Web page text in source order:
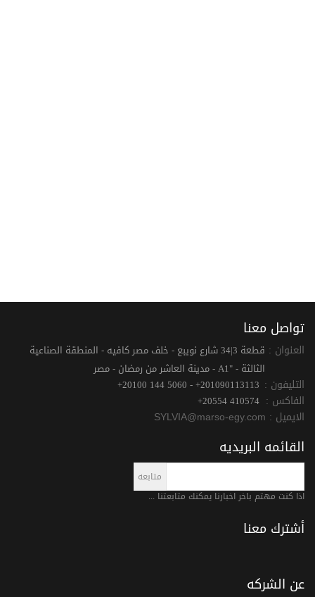
تواصل معنا
العنوان :
قطعة 3|34 شارع نويبع - خلف مصر كافيه - المنطقة الصناعية
الثالثة - "A1 - مدينة العاشر من رمضان - مصر
التليفون : +20100 144 5060 - +201090113113
الفاكس : +20554 410574
الايميل : SYLVIA@marso-egy.com
القائمه البريديه
اذا كنت مهتم باخر اخبارنا يمكنك متابعتنا ...
أشترك معنا
عن الشركه